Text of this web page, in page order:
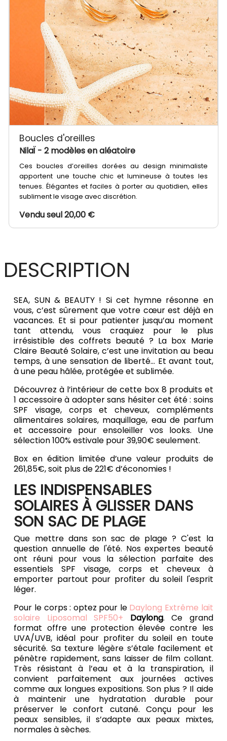
Boucles d'oreilles
NilaÏ- 2 modèles en aléatoire
Ces boucles d’oreilles dorées au design minimaliste
apportent une touche chic et lumineuse à toutes les
tenues. Élégantes et faciles à porter au quotidien, elles
subliment le visage avec discrétion.
Vendu seul 20,00 €
DESCRIPTION
SEA, SUN & BEAUTY ! Si cet hymne résonne en
vous, c’est sûrement que votre cœur est déjà en
vacances. Et si pour patienter jusqu’au moment
tant attendu, vous craquiez pour le plus
irrésistible des coffrets beauté ? La box Marie
Claire Beauté Solaire, c’est une invitation au beau
temps, à une sensation de liberté… Et avant tout,
à une peau hâlée, protégée et sublimée.
Découvrez à l’intérieur de cette box 8 produits et
1 accessoire à adopter sans hésiter cet été : soins
SPF visage, corps et cheveux, compléments
alimentaires solaires, maquillage, eau de parfum
et accessoire pour ensoleiller vos looks. Une
sélection 100% estivale pour 39,90€ seulement.
Box en édition limitée d’une valeur produits de
261,85€, soit plus de 221€ d’économies !
LES INDISPENSABLES
SOLAIRES À GLISSER DANS
SON SAC DE PLAGE
Que mettre dans son sac de plage ? C'est la
question annuelle de l'été. Nos expertes beauté
ont réuni pour vous la sélection parfaite des
essentiels SPF visage, corps et cheveux à
emporter partout pour profiter du soleil l'esprit
léger.
Pour le corps : optez pour le Daylong Extrême lait
solaire Liposomal SPF50+
Daylong. Ce grand
format offre une protection élevée contre les
UVA/UVB, idéal pour profiter du soleil en toute
sécurité. Sa texture légère s’étale facilement et
pénètre rapidement, sans laisser de film collant.
Très résistant à l’eau et à la transpiration, il
convient parfaitement aux journées actives
comme aux longues expositions. Son plus ? Il aide
à maintenir une hydratation durable pour
préserver le confort cutané. Conçu pour les
peaux sensibles, il s’adapte aux peaux mixtes,
normales à sèches.